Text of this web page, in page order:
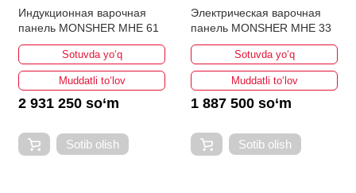
Индукционная варочная
панель MONSHER MHE 61
Sotuvda yo‘q
Muddatli to‘lov
2 931 250 so‘m
Sotib olish
Электрическая варочная
панель MONSHER MHE 33
Sotuvda yo‘q
Muddatli to‘lov
1 887 500 so‘m
Sotib olish